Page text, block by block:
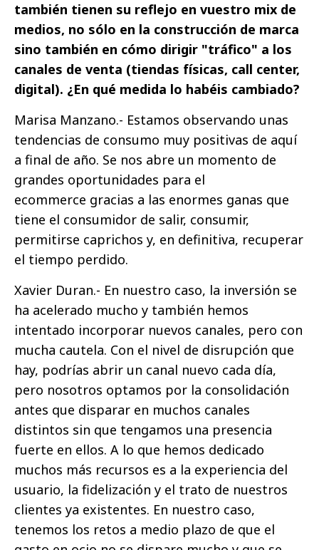
también tienen su reflejo en vuestro mix de
medios, no sólo en la construcción de marca
sino también en cómo dirigir "tráfico" a los
canales de venta (tiendas físicas, call center,
digital). ¿En qué medida lo habéis cambiado?
Marisa Manzano.- Estamos observando unas
tendencias de consumo muy positivas de aquí
a final de año. Se nos abre un momento de
grandes oportunidades para el
ecommerce gracias a las enormes ganas que
tiene el consumidor de salir, consumir,
permitirse caprichos y, en definitiva, recuperar
el tiempo perdido.
Xavier Duran.- En nuestro caso, la inversión se
ha acelerado mucho y también hemos
intentado incorporar nuevos canales, pero con
mucha cautela. Con el nivel de disrupción que
hay, podrías abrir un canal nuevo cada día,
pero nosotros optamos por la consolidación
antes que disparar en muchos canales
distintos sin que tengamos una presencia
fuerte en ellos. A lo que hemos dedicado
muchos más recursos es a la experiencia del
usuario, la fidelización y el trato de nuestros
clientes ya existentes. En nuestro caso,
tenemos los retos a medio plazo de que el